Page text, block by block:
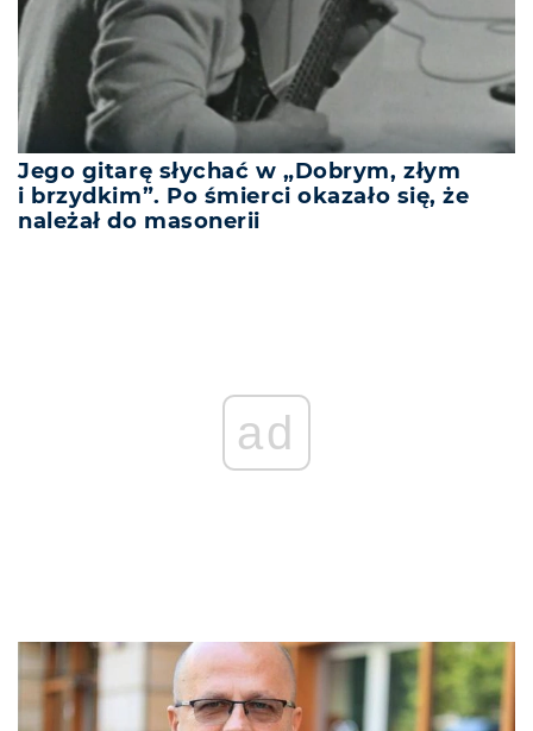
Jego gitarę słychać w „Dobrym, złym
i brzydkim”. Po śmierci okazało się, że
należał do masonerii
ad